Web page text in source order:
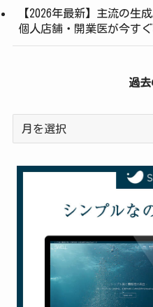
【2026年最新】主流の生
個人店舗・開業医が今す
過
投